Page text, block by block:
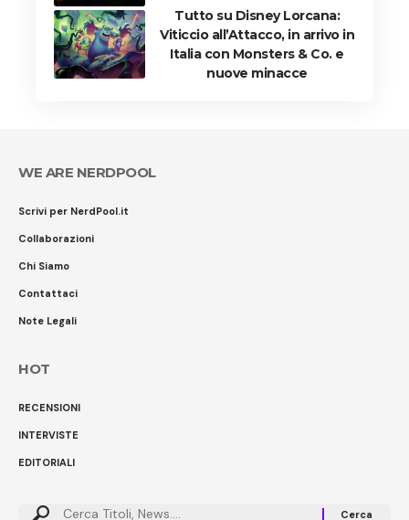
Tutto su Disney Lorcana:
Viticcio all’Attacco, in arrivo in
Italia con Monsters & Co. e
nuove minacce
WE ARE NERDPOOL
Scrivi per NerdPool.it
Collaborazioni
Chi Siamo
Contattaci
Note Legali
HOT
RECENSIONI
INTERVISTE
EDITORIALI